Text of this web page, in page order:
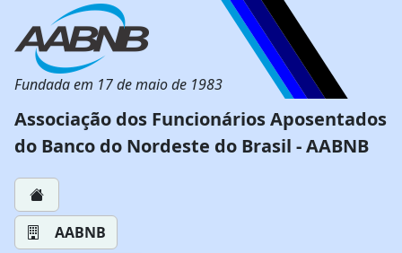
Fundada em 17 de maio de 1983
Associação dos Funcionários Aposentados
do Banco do Nordeste do Brasil - AABNB
AABNB